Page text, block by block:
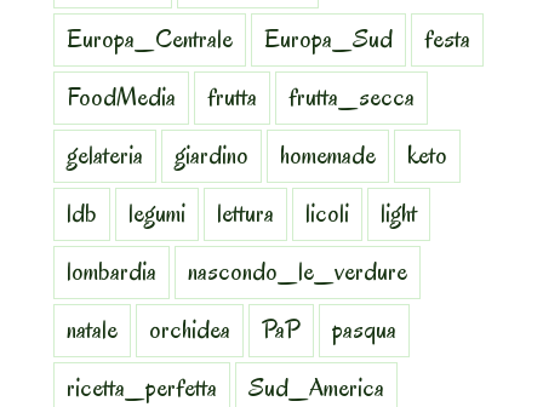
Europa_Centrale
Europa_Sud
festa
FoodMedia
frutta
frutta_secca
gelateria
giardino homemade
keto
ldb
legumi lettura licoli
light
lombardia
nascondo_le_verdure
natale
orchidea PaP
pasqua
ricetta_perfetta
Sud_America